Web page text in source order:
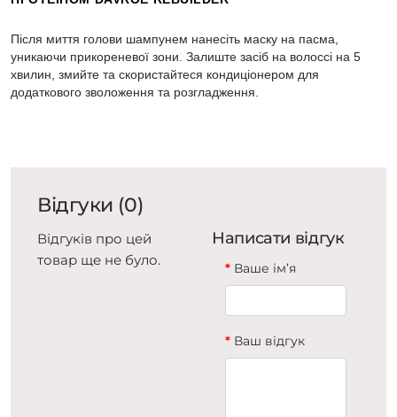
Після миття голови шампунем нанесіть маску на пасма,
уникаючи прикореневої зони. Залиште засіб на волоссі на 5
хвилин, змийте та скористайтеся кондиціонером для
додаткового зволоження та розгладження.
Відгуки (0)
Відгуків про цей
товар ще не було.
Написати відгук
Ваше ім’я
Ваш відгук